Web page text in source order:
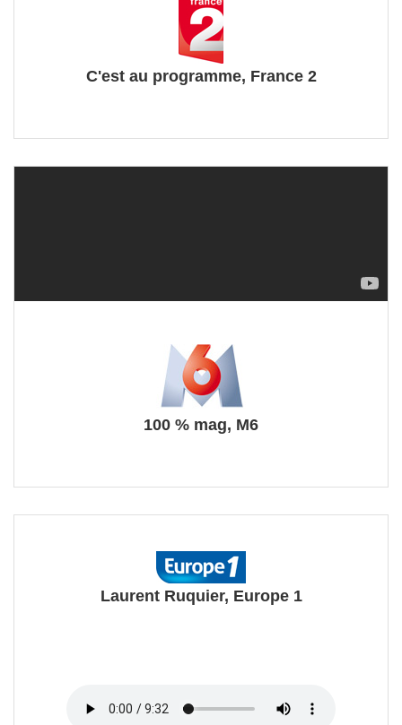
C'est au programme, France 2
100 % mag, M6
Laurent Ruquier, Europe 1